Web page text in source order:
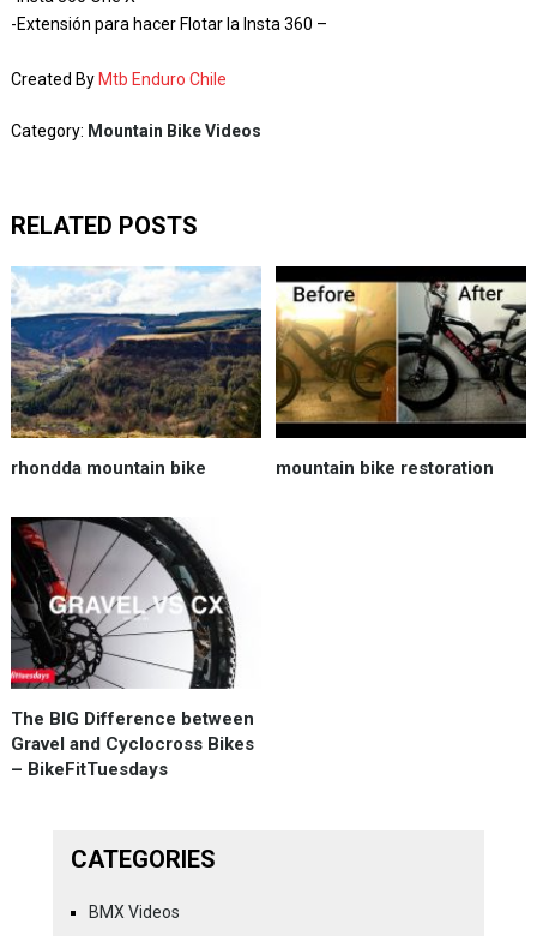
-Extensión para hacer Flotar la Insta 360 –
Created By Mtb Enduro Chile
Category: Mountain Bike Videos
RELATED POSTS
rhondda mountain bike mountain bike restoration
The BIG Difference between
Gravel and Cyclocross Bikes
– BikeFitTuesdays
CATEGORIES
BMX Videos